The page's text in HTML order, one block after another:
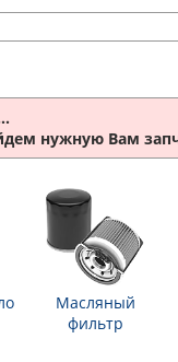
нужную Вам
Масляный
фильтр